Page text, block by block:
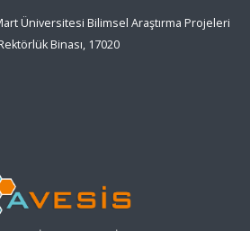
Üniversitesi Bilimsel Araştırma Projeleri
Binası, 17020